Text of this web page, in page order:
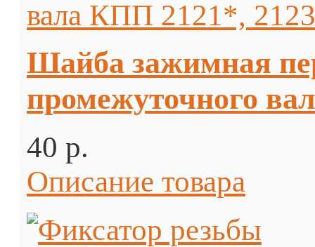
Шайба зажимная
промежуточного
40 p.
Описание товара